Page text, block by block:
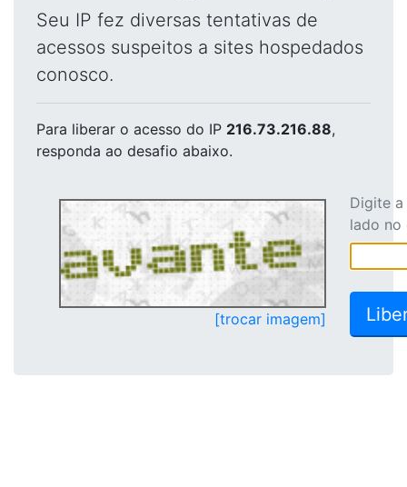
Seu IP fez diversas tentativas de
acessos suspeitos a sites hospedados
conosco.
Para liberar o acesso do IP 216.73.216.88,
responda ao desafio abaixo.
[trocar imagem]
Digite
lado no